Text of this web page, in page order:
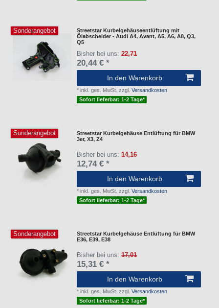
Sonderangebot
Streetstar Kurbelgehäuseentlüftung mit
Ölabscheider - Audi A4, Avant, A5, A6, A8, Q3,
Q5
Bisher bei uns:22,71
20,44 € *
In den Warenkorb
*inkl. ges. MwSt. zzgl.Versandkosten
Sofort lieferbar: 1-2 Tage*
Sonderangebot
Streetstar Kurbelgehäuse Entlüftung für BMW
3er, X3, Z4
Bisher bei uns:14,16
12,74 € *
In den Warenkorb
*inkl. ges. MwSt. zzgl.Versandkosten
Sofort lieferbar: 1-2 Tage*
Sonderangebot
Streetstar Kurbelgehäuse Entlüftung für BMW
E36, E39, E38
Bisher bei uns:17,01
15,31 € *
In den Warenkorb
*inkl. ges. MwSt. zzgl.Versandkosten
Sofort lieferbar: 1-2 Tage*